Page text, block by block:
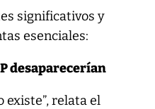
significativos y
esenciales:
desaparecerían
existe”, relata el